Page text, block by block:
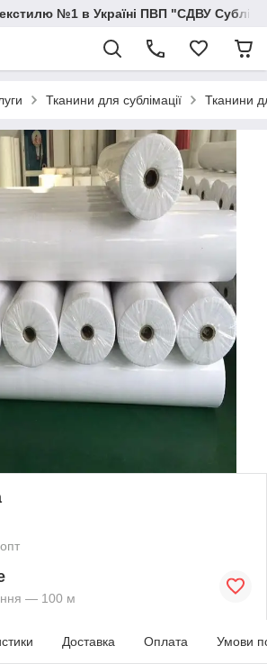
№1 в Україні ПВП "СДВУ
Тканини для сублімації Тканини
— 100 м
Доставка Оплата Умови